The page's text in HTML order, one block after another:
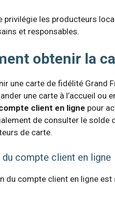
privilégie les producteurs
et responsables.
obtenir la
une carte de fidélité Grand
une carte à l’accueil ou
client en ligne pour
de consulter le
de carte.
du compte client en ligne
du compte client en ligne